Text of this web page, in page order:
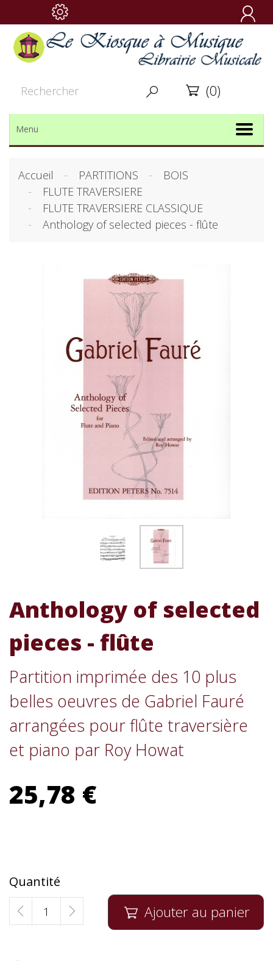

  (0)
Menu
Accueil PARTITIONS
BOIS
FLUTE TRAVERSIERE
FLUTE TRAVERSIERE CLASSIQUE
Anthology of selected pieces - flûte
Anthology of selected
pieces - flûte
Partition imprimée des 10 plus
belles oeuvres de Gabriel Fauré
arrangées pour flûte traversière
et piano par Roy Howat
25,78 €
Quantité
 Ajouter au panier